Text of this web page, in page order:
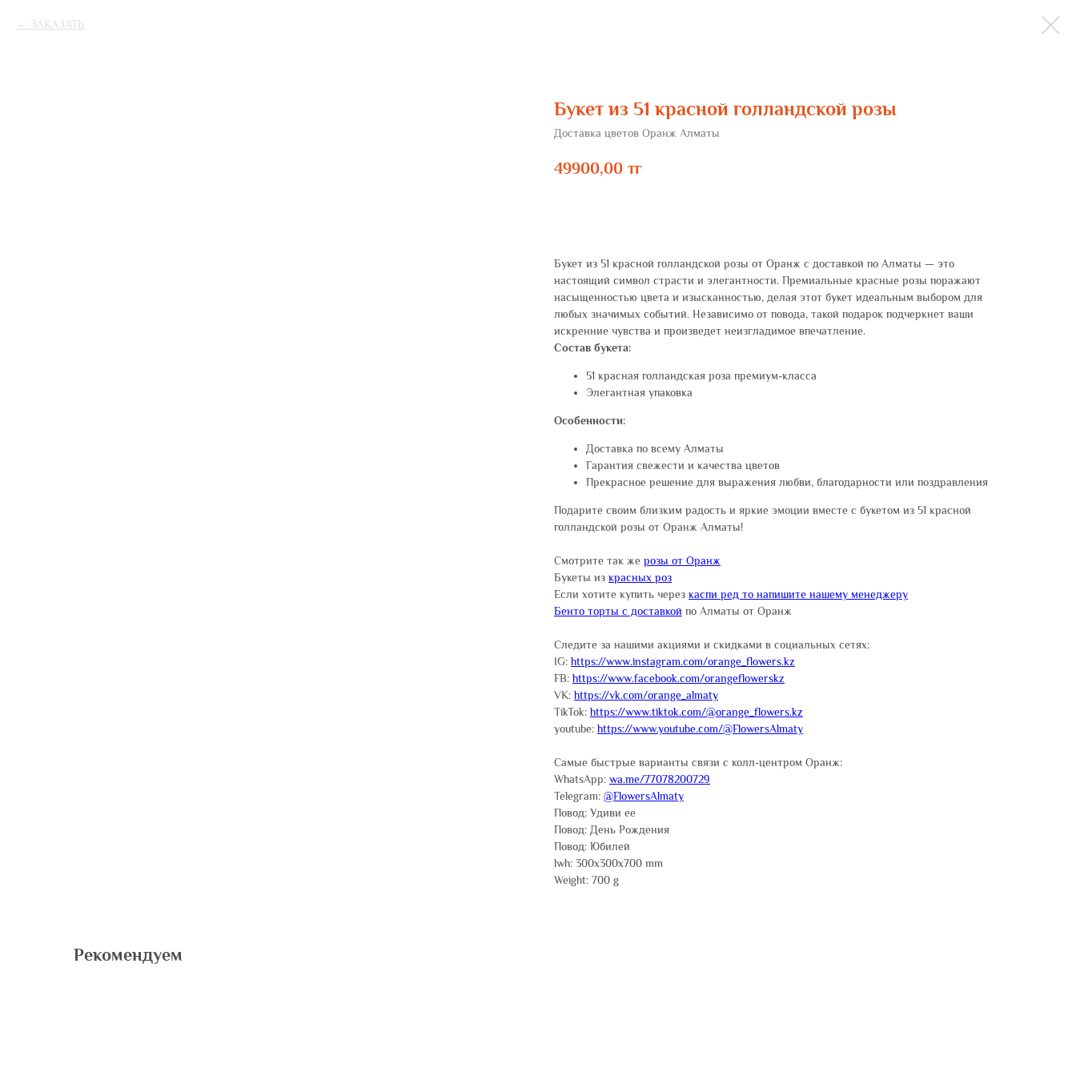
ЗАКАЗАТЬ
Букет из 51 красной голландской розы
Доставка цветов Оранж Алматы
49900,00 тг
Букет из 51 красной голландской розы от Оранж с доставкой по Алматы — это
настоящий символ страсти и элегантности. Премиальные красные розы поражают
насыщенностью цвета и изысканностью, делая этот букет идеальным выбором для
любых значимых событий. Независимо от повода, такой подарок подчеркнет ваши
искренние чувства и произведет неизгладимое впечатление.
Состав букета:
51 красная голландская роза премиум-класса
Элегантная упаковка
Особенности:
Доставка по всему Алматы
Гарантия свежести и качества цветов
Прекрасное решение для выражения любви, благодарности или поздравления
Подарите своим близким радость и яркие эмоции вместе с букетом из 51 красной
голландской розы от Оранж Алматы!
Смотрите так же розы от Оранж
Букеты из красных роз
Если хотите купить через каспи ред то напишите нашему менеджеру
Бенто торты с доставкой по Алматы от Оранж
Следите за нашими акциями и скидками в социальных сетях:
IG: https://www.instagram.com/orange_flowers.kz
FB: https://www.facebook.com/orangeflowerskz
VK: https://vk.com/orange_almaty
TikTok: https://www.tiktok.com/@orange_flowers.kz
youtube: https://www.youtube.com/@FlowersAlmaty
Самые быстрые варианты связи с колл-центром Оранж:
WhatsApp: wa.me/77078200729
Telegram: @FlowersAlmaty
Повод: Удиви ее
Повод: День Рождения
Повод: Юбилей
lwh: 300x300x700 mm
Weight: 700 g
Рекомендуем